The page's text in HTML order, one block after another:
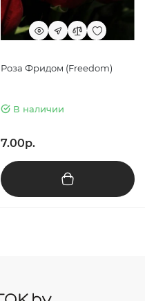
Роза Фридом (Freedom)
В наличии
7.00р.